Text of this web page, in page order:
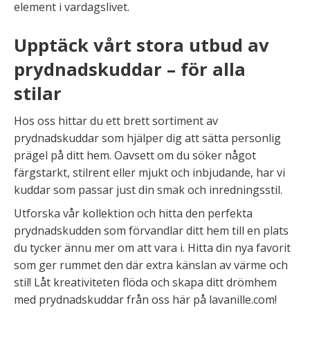
element i vardagslivet.
Upptäck vårt stora utbud av
prydnadskuddar – för alla
stilar
Hos oss hittar du ett brett sortiment av
prydnadskuddar som hjälper dig att sätta personlig
prägel på ditt hem. Oavsett om du söker något
färgstarkt, stilrent eller mjukt och inbjudande, har vi
kuddar som passar just din smak och inredningsstil.
Utforska vår kollektion och hitta den perfekta
prydnadskudden som förvandlar ditt hem till en plats
du tycker ännu mer om att vara i. Hitta din nya favorit
som ger rummet den där extra känslan av värme och
stil! Låt kreativiteten flöda och skapa ditt drömhem
med prydnadskuddar från oss här på lavanille.com!